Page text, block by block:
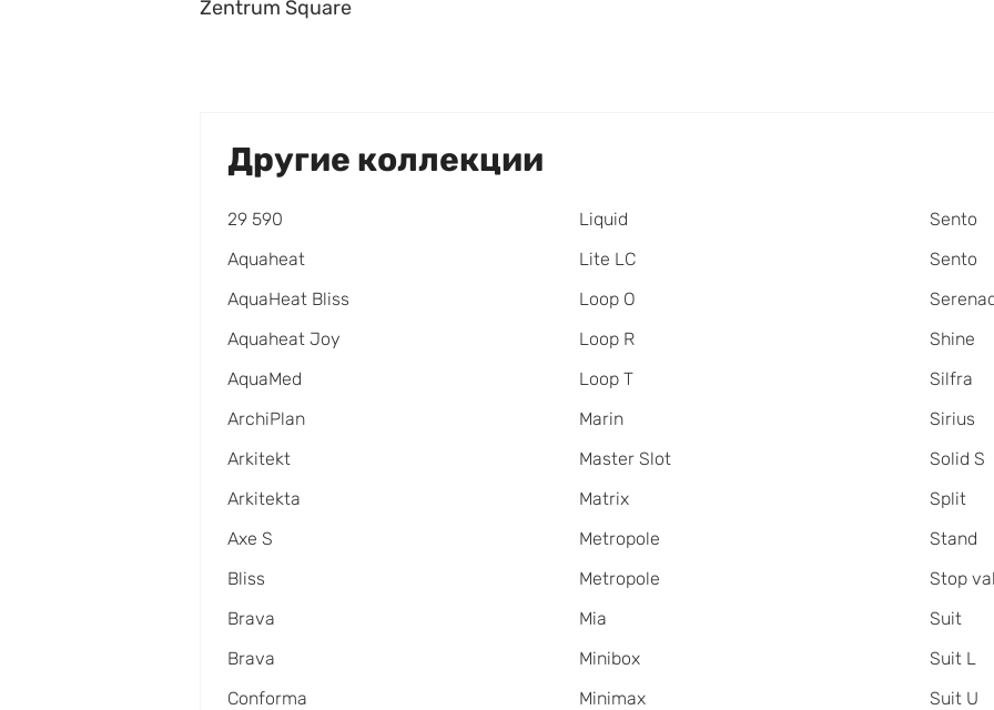
Zentrum Square
Другие коллекции
29 590
Aquaheat
AquaHeat Bliss
Aquaheat Joy
AquaMed
ArchiPlan
Arkitekt
Arkitekta
Axe S
Bliss
Brava
Brava
Conforma
Liquid
Lite LC
Loop O
Loop R
Loop T
Marin
Master Slot
Matrix
Metropole
Metropole
Mia
Minibox
Minimax
Sento
Sento
Shine
Silfra
Sirius
Solid S
Split
Stand
Stop
Suit
Suit L
Suit U